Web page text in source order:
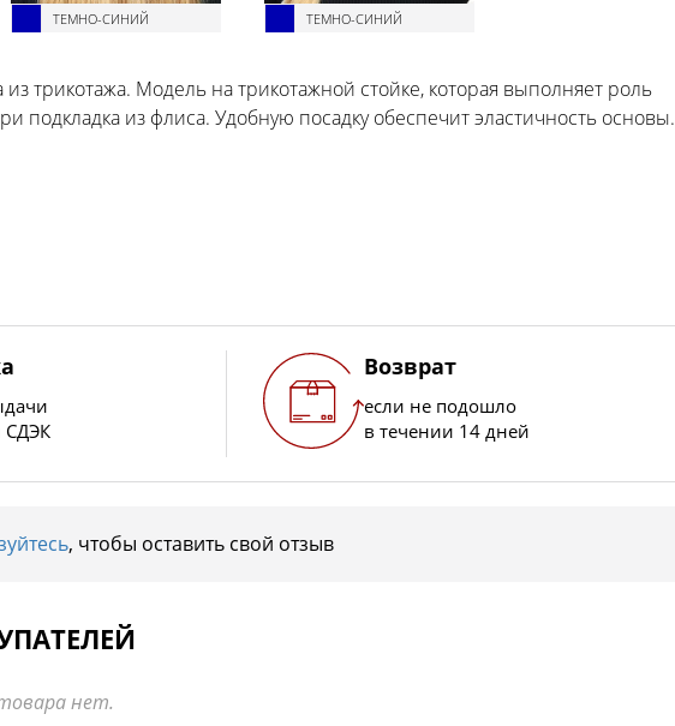
ТЕМНО-СИНИЙ ТЕМНО-СИНИЙ
трикотажа. Модель на трикотажной стойке, которая выполняет роль
подкладка из флиса. Удобную посадку обеспечит эластичность основы.
СДЭК
Возврат
если не подошло
в течении 14 дней
, чтобы оставить свой отзыв
нет.